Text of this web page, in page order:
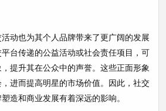
动也为其个人品牌带来了更广阔的发展
台传递的公益活动或社会责任项目，可
提升其在公众中的声誉。这些正面形象
进而提高明星的市场价值。因此，社交
造和商业发展有着深远的影响。